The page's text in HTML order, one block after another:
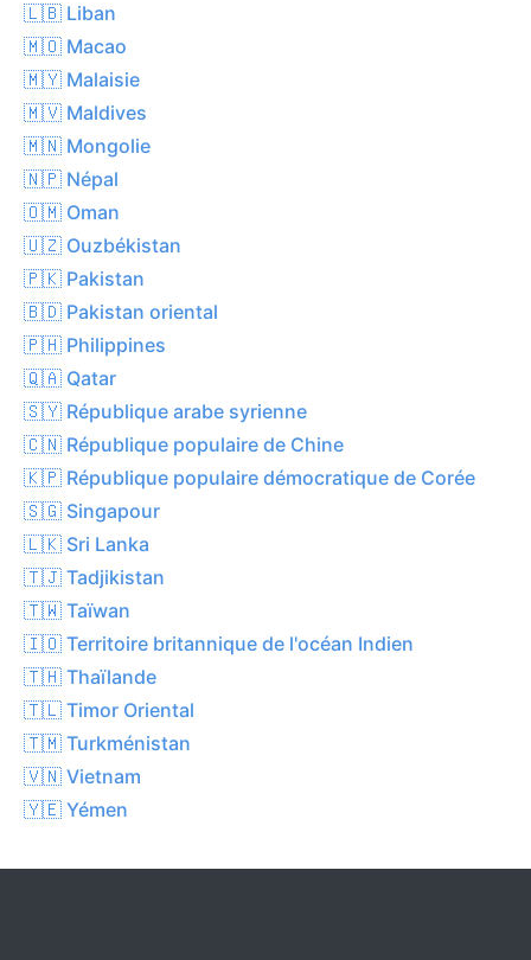
🇱🇧 Liban
🇲🇴 Macao
🇲🇾 Malaisie
🇲🇻 Maldives
🇲🇳 Mongolie
🇳🇵 Népal
🇴🇲 Oman
🇺🇿 Ouzbékistan
🇵🇰 Pakistan
🇧🇩 Pakistan oriental
🇵🇭 Philippines
🇶🇦 Qatar
🇸🇾 République arabe syrienne
🇨🇳 République populaire de Chine
🇰🇵 République populaire démocratique de Corée
🇸🇬 Singapour
🇱🇰 Sri Lanka
🇹🇯 Tadjikistan
🇹🇼 Taïwan
🇮🇴 Territoire britannique de l'océan Indien
🇹🇭 Thaïlande
🇹🇱 Timor Oriental
🇹🇲 Turkménistan
🇻🇳 Vietnam
🇾🇪 Yémen